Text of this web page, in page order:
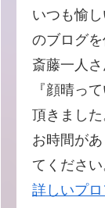
いつも愉
のブログを
斎藤一人
『顔晴っ
頂きました
お時間が
てください
詳しいプ